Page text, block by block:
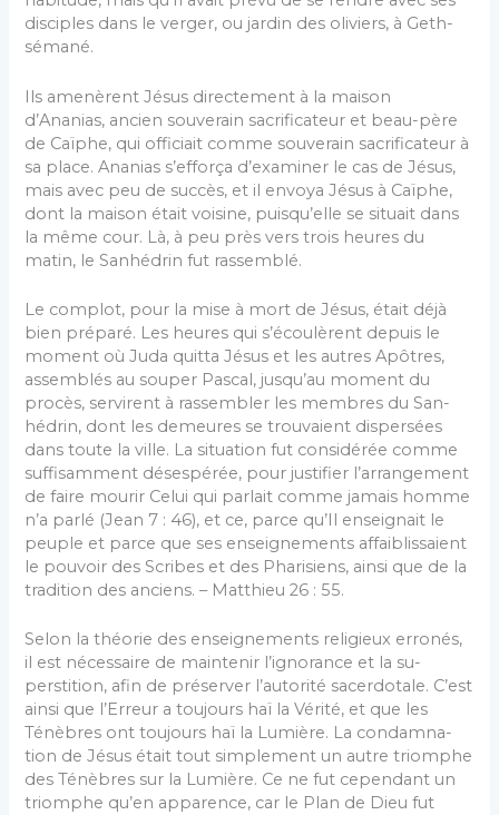
disciples dans le verger, ou jardin des oliviers, à Geth­
sémané.
Ils amenèrent Jésus directement à la maison
d’Ananias, ancien souverain sacrificateur et beau-père
de Caïphe, qui officiait comme souverain sacrificateur à
sa place. Ananias s’efforça d’examiner le cas de Jé­sus,
mais avec peu de succès, et il envoya Jésus à Caïphe,
dont la maison était voisine, puisqu’elle se si­tuait dans
la même cour. Là, à peu près vers trois heures du
matin, le Sanhédrin fut rassemblé.
Le complot, pour la mise à mort de Jésus, était déjà
bien préparé. Les heures qui s’écoulèrent depuis le
moment où Juda quitta Jésus et les autres Apôtres,
assemblés au souper Pascal, jusqu’au moment du
procès, servirent à rassembler les membres du San­
hédrin, dont les demeures se trouvaient dispersées
dans toute la ville. La situation fut considérée comme
suffisamment désespérée, pour justifier l’arrangement
de faire mourir Celui qui parlait comme jamais homme
n’a parlé (Jean 7 : 46), et ce, parce qu’Il enseignait le
peuple et parce que ses enseignements affaiblissaient
le pouvoir des Scribes et des Pharisiens, ainsi que de la
tradition des anciens. – Matthieu 26 : 55.
Selon la théorie des enseignements religieux erro­nés,
il est nécessaire de maintenir l’ignorance et la su­
perstition, afin de préserver l’autorité sacerdotale. C’est
ainsi que l’Erreur a toujours haï la Vérité, et que les
Ténèbres ont toujours haï la Lumière. La condamna­
tion de Jésus était tout simplement un autre triomphe
des Ténèbres sur la Lumière. Ce ne fut cependant un
triomphe qu’en apparence, car le Plan de Dieu fut